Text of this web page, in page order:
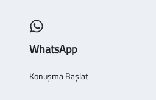
WhatsApp
Konuşma Başlat